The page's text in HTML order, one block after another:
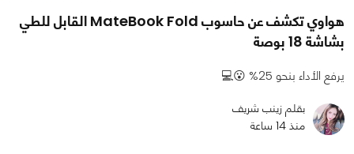
هواوي تكشف عن حاسوب MateBook Fold القابل للطي
بشاشة 18 بوصة
يرفع الأداء بنحو 25% 😮💻
بقلم زينب شريف
منذ 14 ساعة